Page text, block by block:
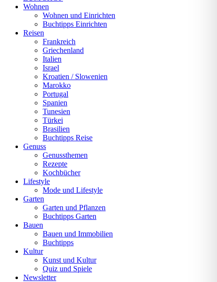
Wohnen
Wohnen und Einrichten
Buchtipps Einrichten
Reisen
Frankreich
Griechenland
Italien
Israel
Kroatien / Slowenien
Marokko
Portugal
Spanien
Tunesien
Türkei
Brasilien
Buchtipps Reise
Genuss
Genussthemen
Rezepte
Kochbücher
Lifestyle
Mode und Lifestyle
Garten
Garten und Pflanzen
Buchtipps Garten
Bauen
Bauen und Immobilien
Buchtipps
Kultur
Kunst und Kultur
Quiz und Spiele
Newsletter